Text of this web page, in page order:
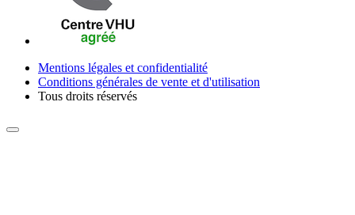
Mentions légales et confidentialité
Conditions générales de vente et d'utilisation
Tous droits réservés